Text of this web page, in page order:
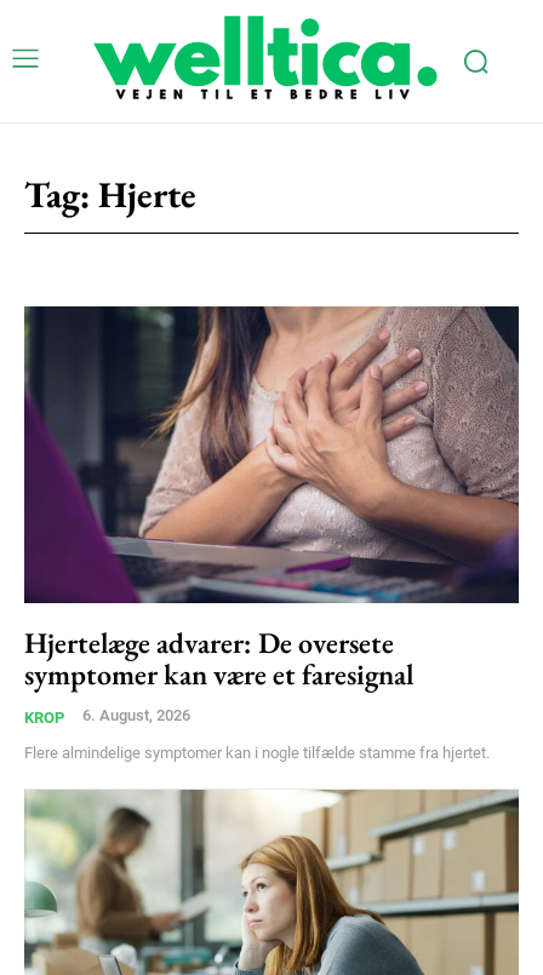
Tag: Hjerte
Hjertelæge advarer: De oversete
symptomer kan være et faresignal
KROP 6. August, 2026
Flere almindelige symptomer kan i nogle tilfælde stamme fra hjertet.